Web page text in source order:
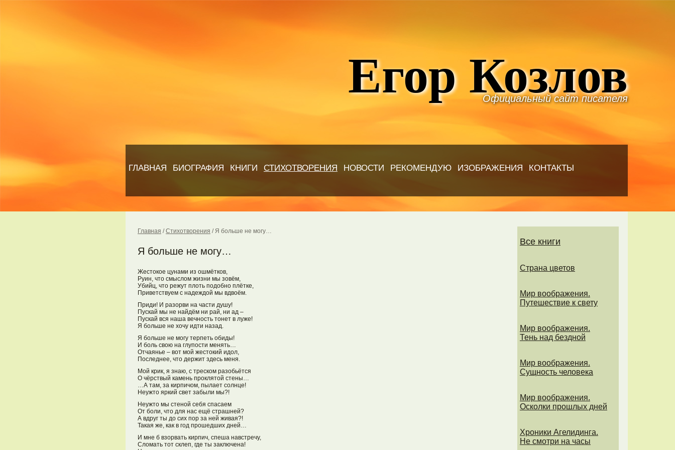
Егор Козлов
Официальный сайт писателя
ГЛАВНАЯ БИОГРАФИЯ КНИГИ СТИХОТВОРЕНИЯ НОВОСТИ РЕКОМЕНДУЮ ИЗОБРАЖЕНИЯ КОНТАКТЫ
Главная /Стихотворения /Я больше не могу…
Я больше не могу…
Жестокое цунами из ошмётков,
Руин, что смыслом жизни мы зовём,
Убийц, что режут плоть подобно плётке,
Приветствуем с надеждой мы вдвоём.
Приди! И разорви на части душу!
Пускай мы не найдём ни рай, ни ад –
Пускай вся наша вечность тонет в луже!
Я больше не хочу идти назад.
Я больше не могу терпеть обиды!
И боль свою на глупости менять…
Отчаянье – вот мой жестокий идол,
Последнее, что держит здесь меня.
Мой крик, я знаю, с треском разобьётся
О чёрствый камень проклятой стены…
…А там, за кирпичом, пылает солнце!
Неужто яркий свет забыли мы?!
Неужто мы стеной себя спасаем
От боли, что для нас ещё страшней?
А вдруг ты до сих пор за ней живая?!
Такая же, как в год прошедших дней…
И мне б взорвать кирпич, спеша навстречу,
Сломать тот склеп, где ты заключена!
Все книги
Страна цветов
Мир воображения.
Путешествие к свету
Мир воображения.
Тень над бездной
Мир воображения.
Сущность человека
Мир воображения.
Осколки прошлых дней
Хроники Агелидинга.
Не смотри на часы